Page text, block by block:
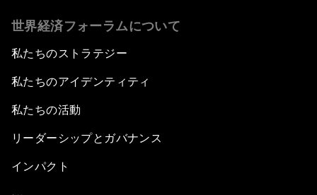
世界経済フォーラムについて
私たちのストラテジー
私たちのアイデンティティ
私たちの活動
リーダーシップとガバナンス
インパクト